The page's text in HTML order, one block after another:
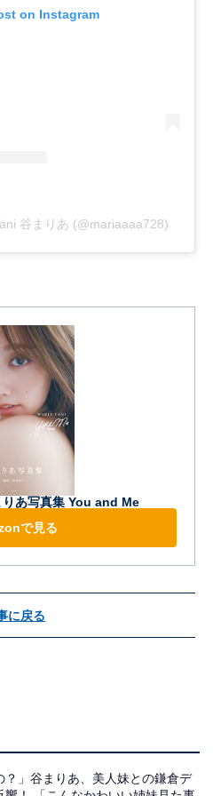
on Instagram
谷まりあ (@mariaaaa728)
あ写真集 You and Me
で見る
に戻る
？」谷まりあ、美人妹との鎌倉デ